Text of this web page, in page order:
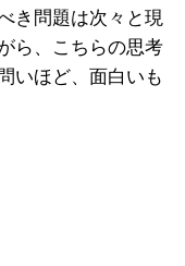
き問題は次々と現
ら、こちらの思考
いほど、面白いも